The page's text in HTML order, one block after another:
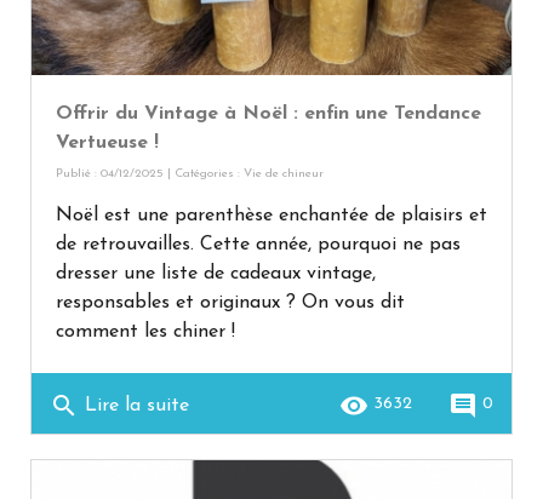
Offrir du Vintage à Noël : enfin une Tendance
Vertueuse !
Publié : 04/12/2025 | Catégories : Vie de chineur
Noël est une parenthèse enchantée de plaisirs et
de retrouvailles. Cette année, pourquoi ne pas
dresser une liste de cadeaux vintage,
responsables et originaux ? On vous dit
comment les chiner !
search Lire la suite comment 0
remove_red_eye 3632